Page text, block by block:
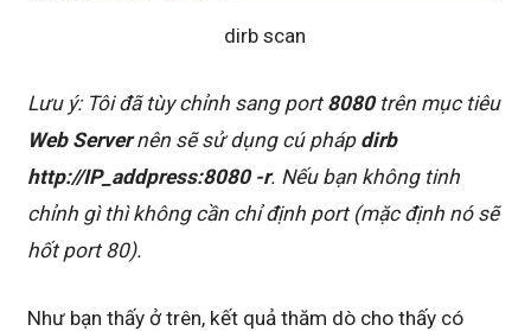
dirb scan
Lưu ý: Tôi đã tùy chỉnh sang port8080trên mục tiêu
Web Servernên sẽ sử dụng cú pháp dirb
http://IP_addpress:8080 -r. Nếu bạn không tinh
chỉnh gì thì không cần chỉ định port (mặc định nó sẽ
hốt port 80).
Như bạn thấy ở trên, kết quả thăm dò cho thấy có